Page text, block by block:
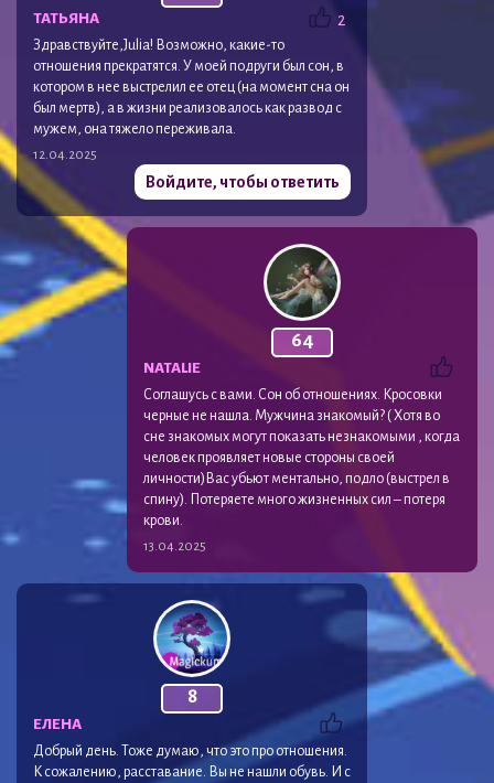
2
ТАТЬЯНА
Здравствуйте,Julia! Возможно, какие-то
отношения прекратятся. У моей подруги был сон, в
котором в нее выстрелил ее отец (на момент сна он
был мертв), а в жизни реализовалось как развод с
мужем, она тяжело переживала.
12.04.2025
Войдите, чтобы ответить
64
NATALIE
Соглашусь с вами. Сон об отношениях. Кросовки
черные не нашла. Мужчина знакомый? ( Хотя во
сне знакомых могут показать незнакомыми , когда
человек проявляет новые стороны своей
личности)Вас убьют ментально, подло (выстрел в
спину). Потеряете много жизненных сил – потеря
крови.
13.04.2025
8
ЕЛЕНА
Добрый день. Тоже думаю, что это про отношения.
К сожалению, расставание. Вы не нашли обувь. И с